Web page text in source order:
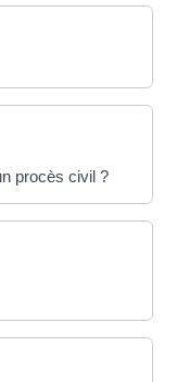
procès civil ?